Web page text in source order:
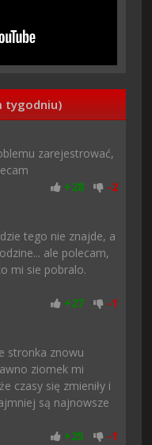
tygodniu)
zarejestrować,
+28 -2
tego nie znajde, a
ale polecam,
mi sie pobralo.
+27 -1
stronka znowu
ziomek mi
czasy się zmieniły i
są najnowsze
+25 -1